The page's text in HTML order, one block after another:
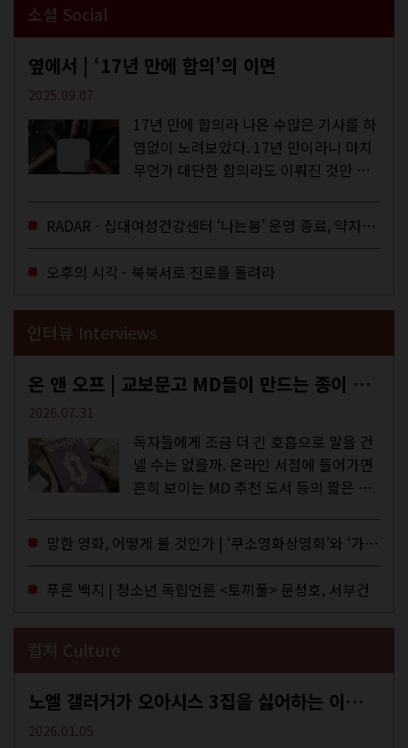
소셜 Social
옆에서 | ‘17년 만에 합의’의 이면
2025.09.07
17년 만에 합의라 나온 수많은 기사를 하
염없이 노려보았다. 17년 만이라니 마치
무언가 대단한 합의라도 이뤄진 것만 같
을 결정하는 심의기구인 최저임금위원회
에 대한 소식을 전하는 기사였는데,...
RADAR - 십대여성건강센터 ‘나는봄’ 운영 종료, 약자로부터 멀어지는 도시
오후의 시각 - 북북서로 진로를 돌려라
인터뷰 Interviews
온 앤 오프 | 교보문고 MD들이 만드는 종이 잡지 <어떤>
2026.07.31
독자들에게 조금 더 긴 호흡으로 말을 건
넬 수는 없을까. 온라인 서점에 들어가면
흔히 보이는 MD 추천 도서 등의 짧은 문
MD들의 고민 끝에 세상 밖으로 나온 종
이 잡지 어떤(otton). 지난해 12월...
망한 영화, 어떻게 볼 것인가 | ‘쿠소영화상영회’와 ‘가자미’의 이야기
푸른 백지 | 청소년 독립언론 <토끼풀> 문성호, 서부건
컬쳐 Culture
노엘 갤러거가 오아시스 3집을 싫어하는 이유 | DEFINITELY MAYBE, AGAIN
2026.01.05